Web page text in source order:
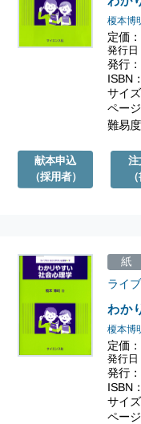
榎本博
定価：
発行日
発行
ISBN
サイ
ペー
難易度
献本申込
（採用者）
注
わか
ライ
榎本博
定価：
紙
発行日
発行
ISBN
サイ
ペー